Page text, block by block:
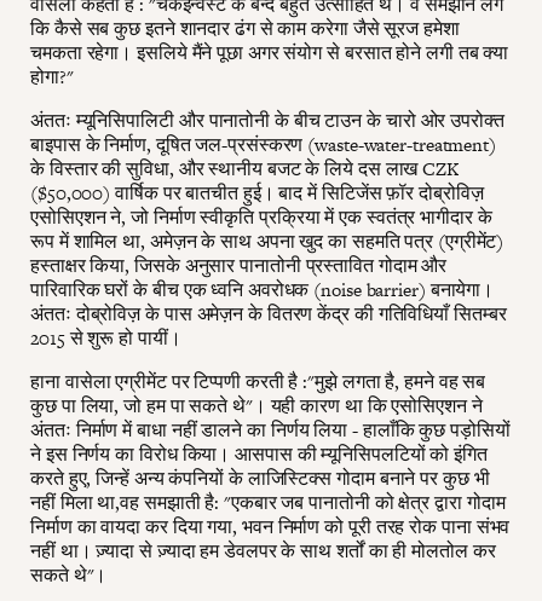
कि कैसे सब कुछ इतने शानदार ढंग से काम करेगा जैसे सूरज हमेशा
चमकता रहेगा। इसलिये मैंने पूछा अगर संयोग से बरसात होने लगी तब क्या
होगा?"
अंततः म्यूनिसिपालिटी और पानातोनी के बीच टाउन के चारो ओर उपरोक्त
बाइपास के निर्माण, दूषित जल-प्रसंस्करण (waste-water-treatment)
के विस्तार की सुविधा, और स्थानीय बजट के लिये दस लाख CZK
($50,000) वार्षिक पर बातचीत हुई। बाद में सिटिजेंस फ़ॉर दोब्रोविज़
एसोसिएशन ने, जो निर्माण स्वीकृति प्रक्रिया में एक स्वतंत्र भागीदार के
रूप में शामिल था, अमेज़न के साथ अपना खुद का सहमति पत्र (एग्रीमेंट)
हस्ताक्षर किया, जिसके अनुसार पानातोनी प्रस्तावित गोदाम और
पारिवारिक घरों के बीच एक ध्वनि अवरोधक (noise barrier) बनायेगा।
अंततः दोब्रोविज़ के पास अमेज़न के वितरण केंद्र की गतिविधियाँ सितम्बर
2015 से शुरू हो पायीं।
हाना वासेला एग्रीमेंट पर टिप्पणी करती है :"मुझे लगता है, हमने वह सब
कुछ पा लिया, जो हम पा सकते थे"। यही कारण था कि एसोसिएशन ने
अंततः निर्माण में बाधा नहीं डालने का निर्णय लिया - हालाँकि कुछ पड़ोसियों
ने इस निर्णय का विरोध किया। आसपास की म्यूनिसिपलटियों को इंगित
करते हुए, जिन्हें अन्य कंपनियों के लाजिस्टिक्स गोदाम बनाने पर कुछ भी
नहीं मिला था,वह समझाती है: "एकबार जब पानातोनी को क्षेत्र द्वारा गोदाम
निर्माण का वायदा कर दिया गया, भवन निर्माण को पूरी तरह रोक पाना संभव
नहीं था। ज़्यादा से ज़्यादा हम डेवलपर के साथ शर्तों का ही मोलतोल कर
सकते थे"।